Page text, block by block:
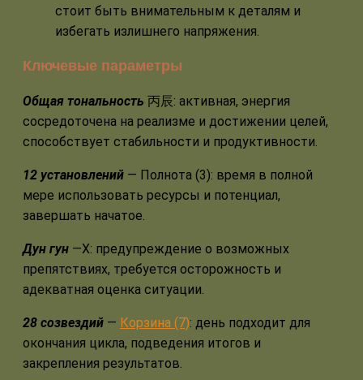
стоит быть внимательным к деталям и
избегать излишнего напряжения.
Ключевые параметры
Общая тональность 丙辰: активная, энергия
сосредоточена на реализме и достижении целей,
способствует стабильности и продуктивности.
12 установлений — Полнота (3): время в полной
мере использовать ресурсы и потенциал,
завершать начатое.
Дун гун —Х: предупреждение о возможных
препятствиях, требуется осторожность и
адекватная оценка ситуации.
28 созвездий — Корзина (7): день подходит для
окончания цикла, подведения итогов и
закрепления результатов.